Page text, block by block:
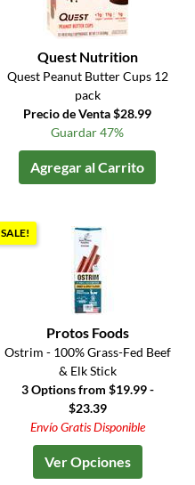
Quest Nutrition
Quest Peanut Butter Cups 12
pack
Precio de Venta $28.99
Guardar 47%
Agregar al Carrito
SALE!
Protos Foods
Ostrim - 100% Grass-Fed Beef
& Elk Stick
3 Options from $19.99 -
$23.39
Envío Gratis Disponible
Ver Opciones